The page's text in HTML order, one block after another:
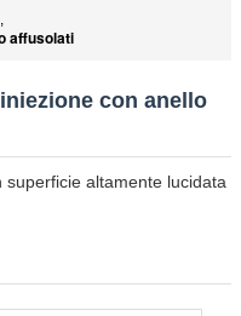
,
affusolati
con anello
altamente lucidata